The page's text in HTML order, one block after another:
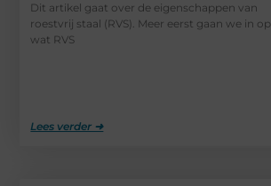
Dit artikel gaat over de eigenschappen van
roestvrij staal (RVS). Meer eerst gaan we in op
wat RVS
Lees verder ➜